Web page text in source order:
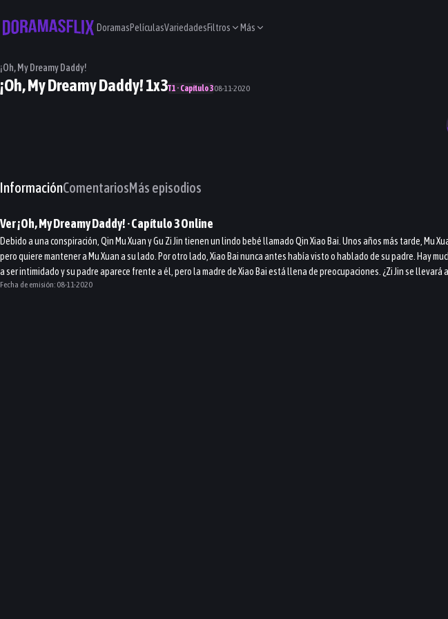
DoramasPelículasVariedadesFiltros Más
¡Oh, My Dreamy Daddy!
¡Oh, My Dreamy Daddy! 1x3T1 · Capítulo 308-11-2020
InformaciónComentariosMás episodios
Ver¡Oh, My Dreamy Daddy!· Capítulo3Online
Debido a una conspiración, Qin Mu Xuan y Gu Zi Jin tienen un lindo bebé llamado Qin Xiao Bai. Unos años más tarde, Mu
pero quiere mantener a Mu Xuan a su lado. Por otro lado, Xiao Bai nunca antes había visto o hablado de su padre. Hay
a ser intimidado y su padre aparece frente a él, pero la madre de Xiao Bai está llena de preocupaciones. ¿Zi Jin se llevará
Fecha de emisión: 08-11-2020